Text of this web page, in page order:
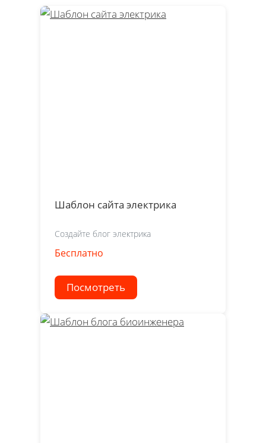
Шаблон сайта электрика
Создайте блог электрика
Бесплатно
Посмотреть